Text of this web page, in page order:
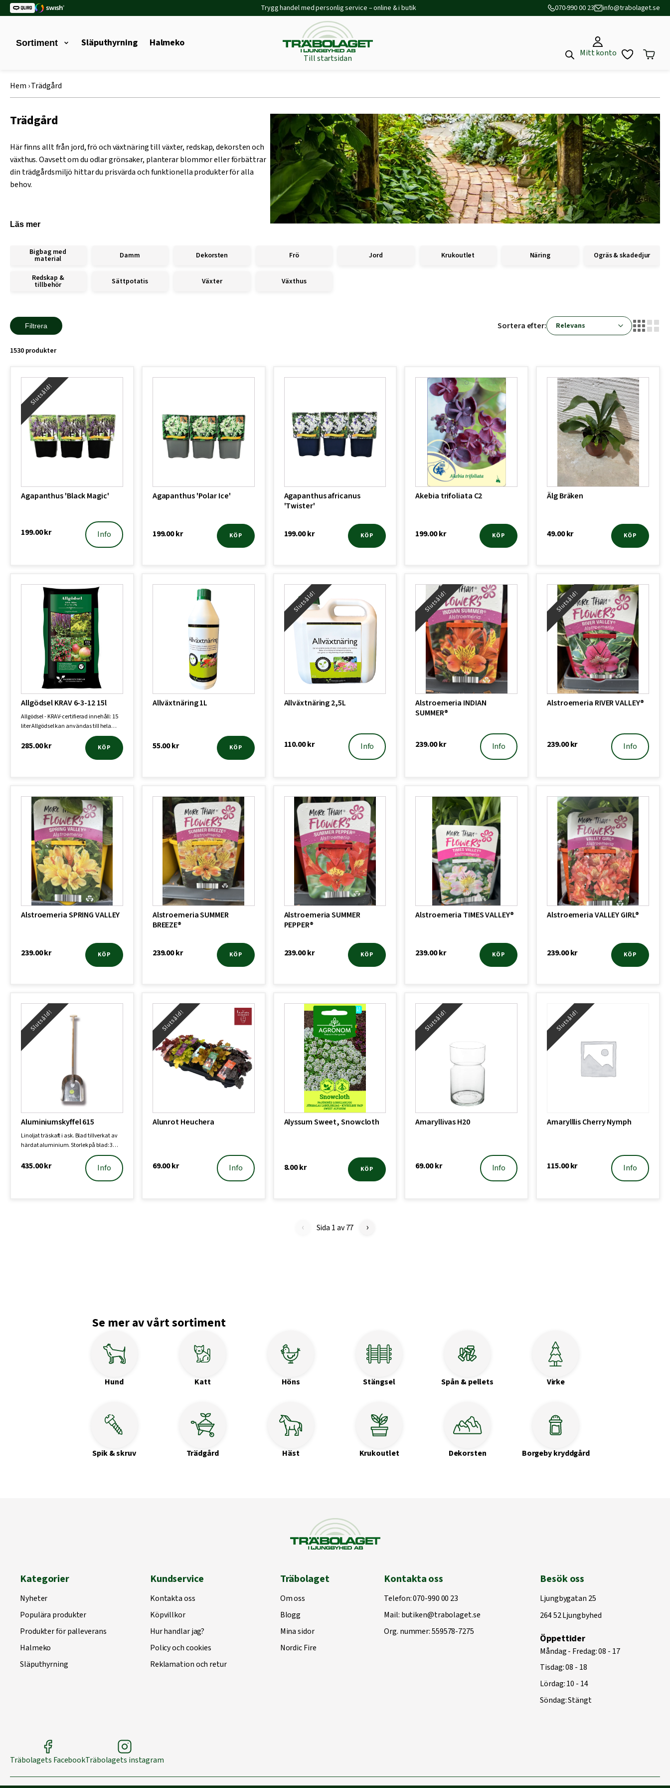
Trygg handel med personlig service – online & i butik 070-990 00 23 info@trabolaget.se
Sortiment Släputhyrning Halmeko
Till startsidan
Mitt konto
Hem ›Trädgård
Trädgård
Här finns allt från jord, frö och växtnäring till växter, redskap, dekorsten och
växthus. Oavsett om du odlar grönsaker, planterar blommor eller förbättrar
din trädgårdsmiljö hittar du prisvärda och funktionella produkter för alla
behov.
Läs mer
Bigbag med
material Damm Dekorsten Frö Jord Krukoutlet Näring Ogräs & skadedjur
Redskap &
tillbehör Sättpotatis Växter Växthus
Filtrera Sortera efter:
1530 produkter
Slutsåld!
Agapanthus 'Black Magic'
199.00kr Info
Agapanthus 'Polar Ice'
199.00kr KÖP
Agapanthus africanus
'Twister'
199.00kr KÖP
Akebia trifoliata C2
199.00kr KÖP
Älg Bräken
49.00kr KÖP
Allgödsel KRAV 6-3-12 15l
Allgödsel - KRAV-certifierad innehåll: 15
liter Allgödsel kan användas till hela…
285.00kr KÖP
Allväxtnäring 1L
55.00kr KÖP
Slutsåld!
Allväxtnäring 2,5L
110.00kr Info
Slutsåld!
Alstroemeria INDIAN
SUMMER®
239.00kr Info
Slutsåld!
Alstroemeria RIVER VALLEY®
239.00kr Info
Alstroemeria SPRING VALLEY
239.00kr KÖP
Alstroemeria SUMMER
BREEZE®
239.00kr KÖP
Alstroemeria SUMMER
PEPPER®
239.00kr KÖP
Alstroemeria TIMES VALLEY®
239.00kr KÖP
Alstroemeria VALLEY GIRL®
239.00kr KÖP
Slutsåld!
Aluminiumskyffel 615
Linoljat träskaft i ask. Blad tillverkat av
härdat aluminium. Storlek på blad: 3…
435.00kr Info
Slutsåld!
Alunrot Heuchera
69.00kr Info
Alyssum Sweet, Snowcloth
8.00kr KÖP
Slutsåld!
Amaryllivas H20
69.00kr Info
Slutsåld!
Amarylllis Cherry Nymph
115.00kr Info
‹ Sida 1 av 77 ›
Se mer av vårt sortiment
Hund Katt Höns Stängsel Spån & pellets Virke
Spik & skruv Trädgård Häst Krukoutlet Dekorsten Borgeby kryddgård
Kategorier
Nyheter
Populära produkter
Produkter för palleverans
Halmeko
Släputhyrning
Kundservice
Kontakta oss
Köpvillkor
Hur handlar jag?
Policy och cookies
Reklamation och retur
Träbolaget
Om oss
Blogg
Mina sidor
Nordic Fire
Kontakta oss
Telefon:070-990 00 23
Mail: butiken@trabolaget.se
Org. nummer: 559578-7275
Besök oss
Ljungbygatan 25
264 52 Ljungbyhed
Öppettider
Måndag - Fredag: 08 - 17
Tisdag: 08 - 18
Lördag: 10 - 14
Söndag: Stängt
Träbolagets FacebookTräbolagets instagram